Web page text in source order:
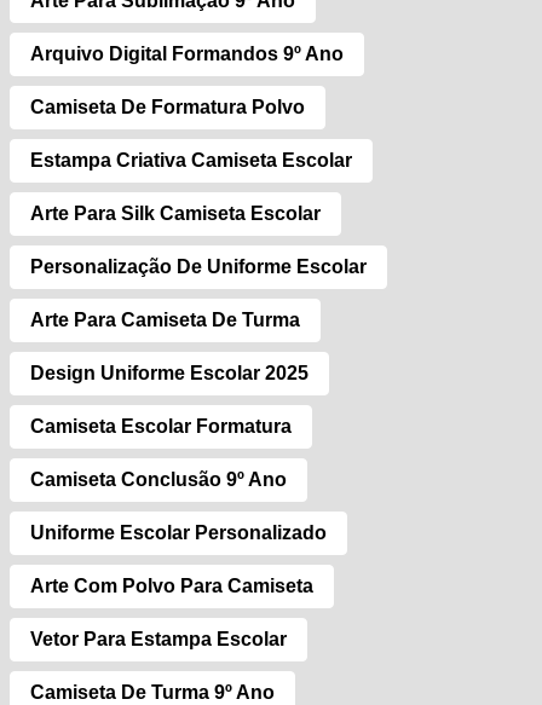
Arquivo Digital Formandos 9º Ano
Camiseta De Formatura Polvo
Estampa Criativa Camiseta Escolar
Arte Para Silk Camiseta Escolar
Personalização De Uniforme Escolar
Arte Para Camiseta De Turma
Design Uniforme Escolar 2025
Camiseta Escolar Formatura
Camiseta Conclusão 9º Ano
Uniforme Escolar Personalizado
Arte Com Polvo Para Camiseta
Vetor Para Estampa Escolar
Camiseta De Turma 9º Ano